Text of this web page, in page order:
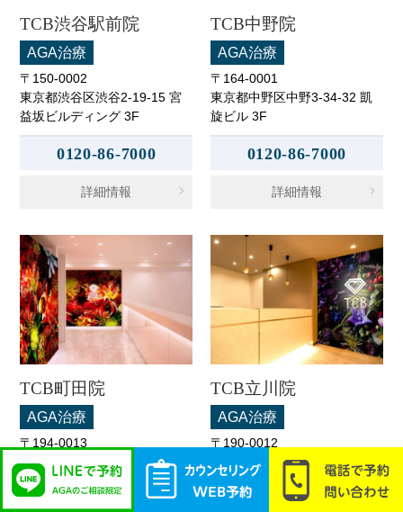
TCB渋谷駅前院
AGA治療
〒150-0002
東京都渋谷区渋谷2-19-15 宮
益坂ビルディング 3F
0120-86-7000
詳細情報
TCB中野院
AGA治療
〒164-0001
東京都中野区中野3-34-32 凱
旋ビル 3F
0120-86-7000
詳細情報
TCB町田院
AGA治療
〒194-0013
東京都町田市原町田6-3-3 町
映ビル 5F
TCB立川院
AGA治療
〒190-0012
東京都立川市曙町2-11-2 フロ
ム中武 6F